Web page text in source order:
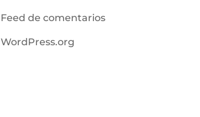
Feed de comentarios
WordPress.org